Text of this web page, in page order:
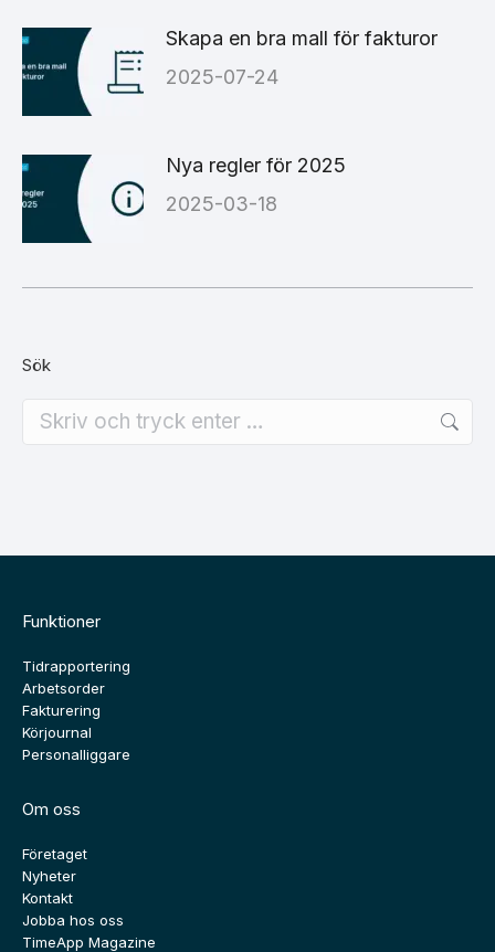
Skapa en bra mall för fakturor
2025-07-24
Nya regler för 2025
2025-03-18
Sök
Funktioner
Tidrapportering
Arbetsorder
Fakturering
Körjournal
Personalliggare
Om oss
Företaget
Nyheter
Kontakt
Jobba hos oss
TimeApp Magazine